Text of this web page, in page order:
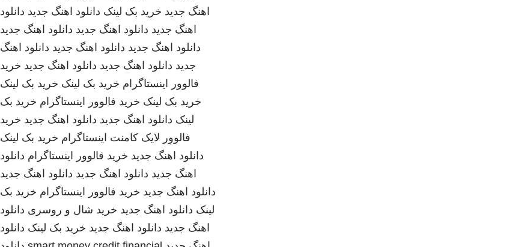
اهنگ جدید خرید بک لینک دانلود اهنگ جدید دانلود
اهنگ جدید دانلود اهنگ جدید دانلود اهنگ جدید
دانلود اهنگ جدید دانلود اهنگ جدید دانلود اهنگ
جدید دانلود اهنگ جدید دانلود اهنگ جدید خرید
فالوور اینستاگرام خرید بک لینک خرید بک لینک
خرید بک لینک خرید فالوور اینستاگرام خرید بک
لینک دانلود اهنگ جدید دانلود اهنگ جدید خرید
فالوور لایک کامنت اینستاگرام خرید بک لینک
دانلود اهنگ جدید خرید فالوور اینستاگرام دانلود
اهنگ جدید دانلود اهنگ جدید دانلود اهنگ جدید
دانلود اهنگ جدید خرید فالوور اینستاگرام خرید بک
لینک دانلود اهنگ جدید خرید شال و روسری دانلود
اهنگ جدید دانلود اهنگ جدید خرید بک لینک دانلود